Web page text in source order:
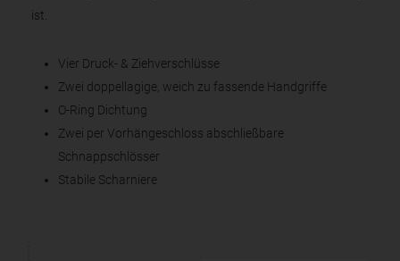
ist.
Vier Druck- & Ziehverschlüsse
Zwei doppellagige, weich zu fassende Handgriffe
O-Ring Dichtung
Zwei per Vorhängeschloss abschließbare
Schnappschlösser
Stabile Scharniere